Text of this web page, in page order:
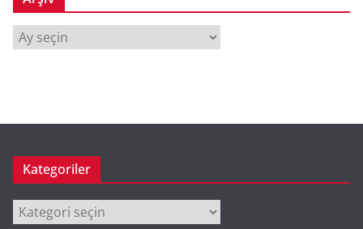
r
Kategoriler
Kategoriler